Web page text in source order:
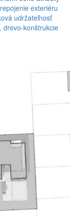
exteriéru
udržateľnosť
drevo-konštrukcie